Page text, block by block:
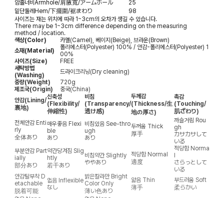
암홀너비Armhole/肩腋寬/アームホール
25
밑단둘레Hem/下擺圍/裾まわり
98
사이즈는 재는 위치에 따라 1~3cm의 오차가 생길 수 있습니다.
There may be 1~3cm difference depending on the measuring
method / location.
색상(Color)
카멜(Camel), 베이지(Beige), 브라운(Brown)
소재(Material)
폴리에스터(Polyester) 100% / 안감-폴리에스터(Polyester) 1
00%
사이즈(Size)
FREE
세탁방법
(Washing)
드라이크리닝(Dry cleaning)
중량(Weight)
720g
제조국(Origin)
중국(China)
안감(Lining/
裏地)
신축성
(Flexibility/
伸縮性)
비침
(Transparency/
透け感)
두께감
(Thickness/生
地の厚さ)
촉감
(Touching/
肌ざわり)
전체안감 Enti
rly
全体あり
매우좋음 Flexi
ble
あり
비침있음 See-thro
ugh
あり
두꺼움 Thick
厚手
까슬거림 Rou
gh
カサカサして
いる
부분안감 Part
ially
部分あり
약간당겨짐 Slig
htly
若干あり
비침약간 Slightly
ややあり
적당함 Normal
適度
적당함 Norma
l
さらっとして
いる
안감탈부착 D
etachable
脱着可能
없음 Inflexible
なし
밝은칼라만 Bright
Color Only
薄い色あり
얇음 Thin
薄手
부드러움 Soft
柔らかい